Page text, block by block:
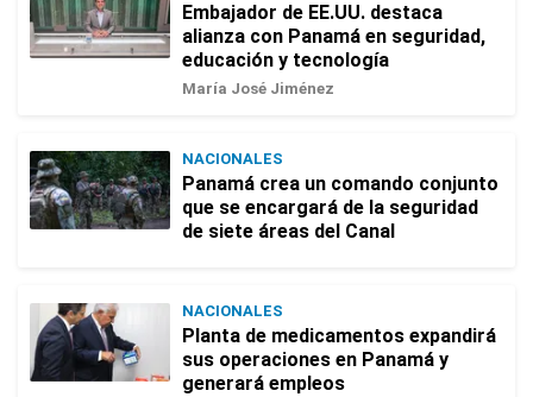
Embajador de EE.UU. destaca
alianza con Panamá en seguridad,
educación y tecnología
María José Jiménez
NACIONALES
Panamá crea un comando conjunto
que se encargará de la seguridad
de siete áreas del Canal
NACIONALES
Planta de medicamentos expandirá
sus operaciones en Panamá y
generará empleos